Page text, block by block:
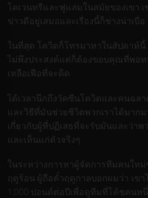
โคเวนทรีและฟูแล่มในสมัยของเขา เ
ข่าวดีอยู่เสมอและเรื่องนี้ก็ช่างน่าเบื่อ
ในที่สุด โควิดก็โทรมาหาในสัปดาห์นี้
ไม่พึงประสงค์แต่ก็ต้องขอบคุณที่พอท
เหลือเฟือที่จะคิด
ได้เวลานึกถึงวัคซีนโควิดและคนฉล
และวิธีที่มันช่วยชีวิตพวกเราได้มากม
เกี่ยวกับผู้ที่ปฏิเสธที่จะรับมันและว่าพ
และเห็นแก่ตัวจริงๆ
ในระหว่างการหาผู้จัดการทีมคนให
ฤดูร้อน ผู้ถือตั๋วฤดูกาลบอกผมว่า เขา
1,000 ปอนด์ต่อปีเพื่อดูทีมที่โค้ชคนห